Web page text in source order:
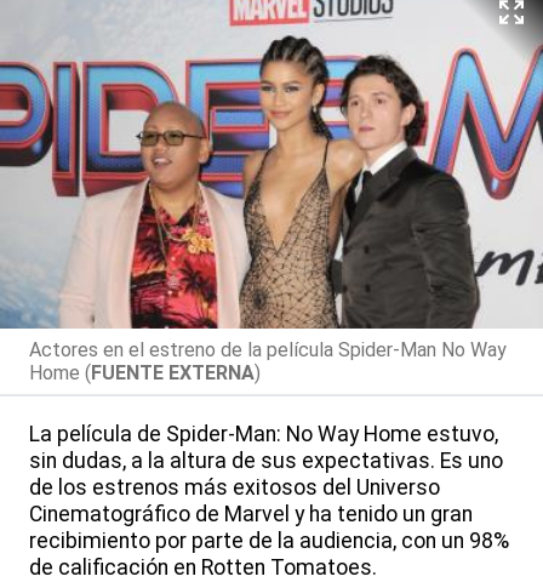
Actores en el estreno de la película Spider-Man No Way
Home (FUENTE EXTERNA)
La película de Spider-Man: No Way Home estuvo,
sin dudas, a la altura de sus expectativas. Es uno
de los estrenos más exitosos del Universo
Cinematográfico de Marvel y ha tenido un gran
recibimiento por parte de la audiencia, con un 98%
de calificación en Rotten Tomatoes.